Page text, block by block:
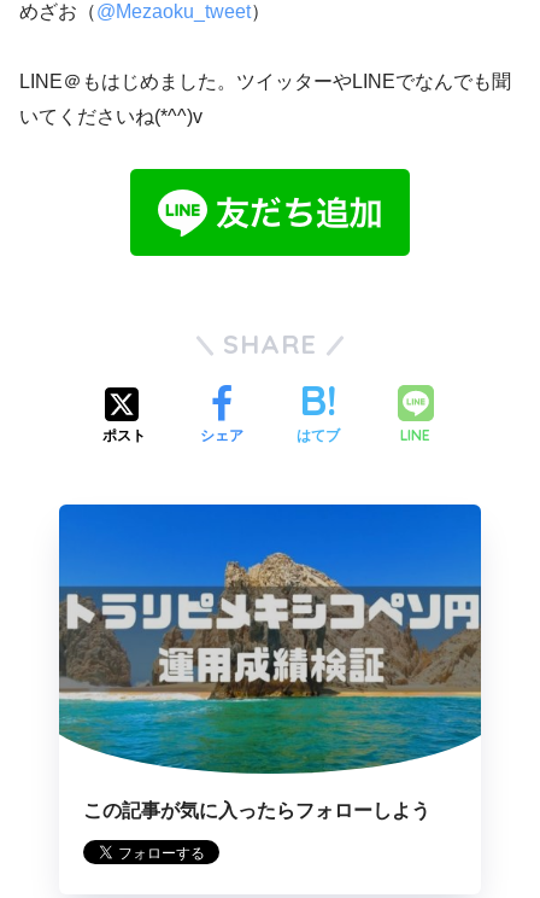
めざお（@Mezaoku_tweet）
LINE＠もはじめました。ツイッターやLINEでなんでも聞
いてくださいね(*^^)v
SHARE
ポスト シェア はてブ LINE
この記事が気に入ったらフォローしよう